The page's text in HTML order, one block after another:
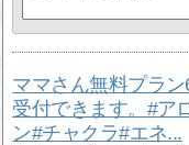
ママさん無料プラ
受付できます。#ア
ン#チャクラ#エネ...